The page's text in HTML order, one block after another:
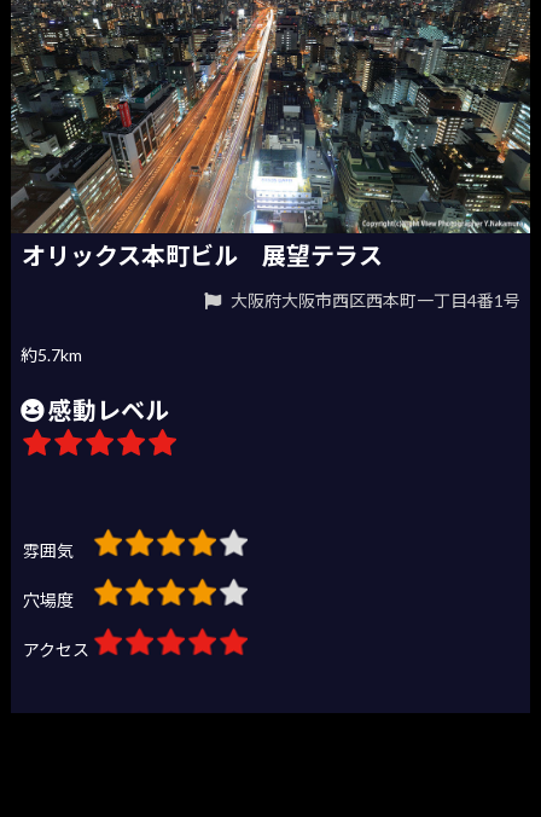
オリックス本町ビル 展望テラス
大阪府大阪市西区西本町一丁目4番1号
約5.7km
感動レベル
雰囲気
穴場度
アクセス